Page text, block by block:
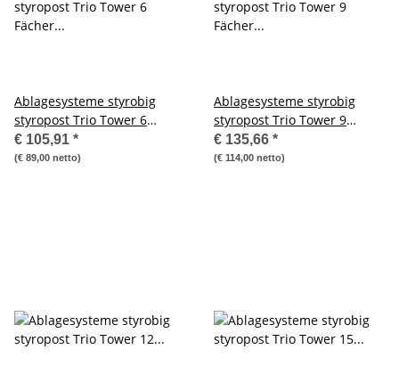
Ablagesysteme styrobig
styropost Trio Tower 6
Fächer Ablagebox
Ablagefach
€ 105,91 *
(€ 89,00 netto)
Ablagesysteme styrobig
styropost Trio Tower 9
Fächer Ablagebox
Ablagefach
€ 135,66 *
(€ 114,00 netto)